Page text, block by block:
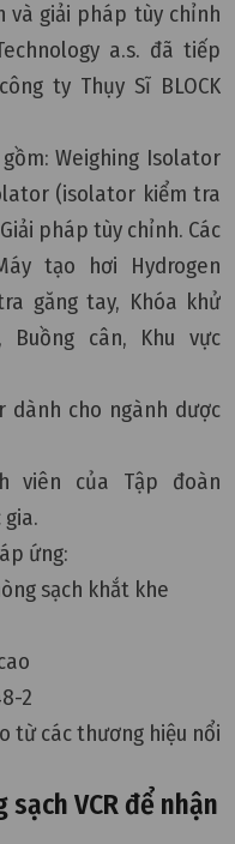
và giải pháp tùy chỉnh
a.s. đã tiếp
ty Thụy Sĩ BLOCK
Weighing Isolator
(isolator kiểm tra
pháp tùy chỉnh. Các
tạo hơi Hydrogen
găng tay, Khóa khử
Buồng cân, Khu vực
dành cho ngành dược
viên của Tập đoàn
ứng:
sạch khắt khe
2
từ các thương hiệu nổi
VCR để nhận